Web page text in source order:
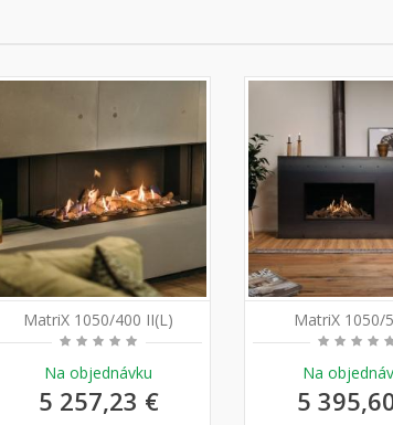
MatriX 1050/400 II(L)
Na objednávku
5 257,23 €
MatriX 1050/
Na
5